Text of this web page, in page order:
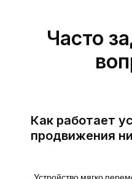
Часто
Как работает
продвижения